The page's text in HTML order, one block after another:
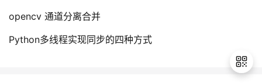
opencv 通道分离合并
Python多线程实现同步的四种方式